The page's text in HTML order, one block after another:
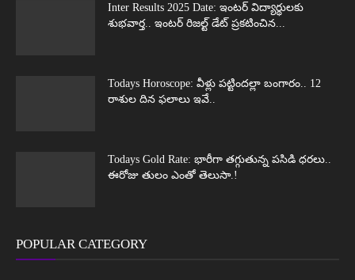
Inter Results 2025 Date: ఇంటర్ విద్యార్థులకు
శుభవార్త.. ఇంటర్ రిజల్ట్ డేట్ ప్రకటించిన...
Todays Horoscope: వీళ్లు పట్టిందల్లా బంగారం.. 12
రాశుల దిన ఫలాలు ఇవే..
Todays Gold Rate: భారీగా తగ్గుతున్న పసిడి ధరలు..
ఈరోజు తులం ఎంతో తెలుసా.!
POPULAR CATEGORY